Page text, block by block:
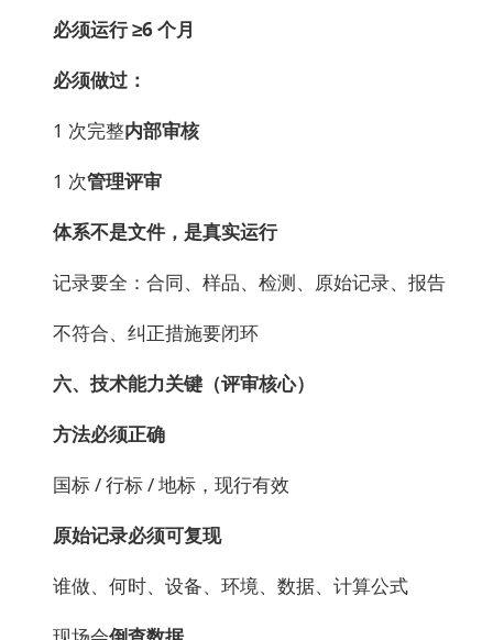
必须运行 ≥6 个月
必须做过：
1 次完整内部审核
1 次管理评审
体系不是文件，是真实运行
记录要全：合同、样品、检测、原始记录、报告
不符合、纠正措施要闭环
六、技术能力关键（评审核心）
方法必须正确
国标 / 行标 / 地标，现行有效
原始记录必须可复现
谁做、何时、设备、环境、数据、计算公式